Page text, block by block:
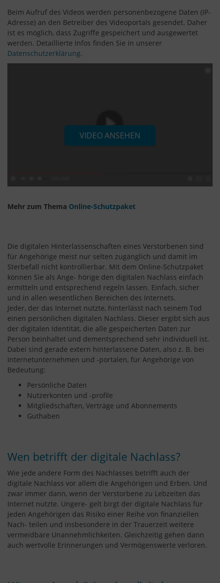
Beim Aufruf des Videos werden personenbezogene Daten (IP-
Adresse) an den Betreiber des Videoportals gesendet. Daher
ist es möglich, dass Zugriffe gespeichert und ausgewertet
werden. Detaillierte Infos finden Sie in unserer
Datenschutzerklärung.
VIDEO ANSEHEN
Mehr zum Thema Online-Schutzpaket
Die digitalen Hinterlassenschaften eines Verstorbenen sind
für Angehörige meist nur selten zugänglich und damit im
Sterbefall nicht kontrollierbar. Mit dem Online-Schutzpaket
können Sie als Ange- hörige den digitalen Nachlass einfach
ermitteln und entsprechend regeln lassen. Einfach, sicher
und in allen wesentlichen Bereichen des Internets.
Jeder, der das Internet nutzte, hinterlässt nach seinem Tod
einen persönlichen digitalen Nachlass. Dieser ergibt sich aus
der digitalen Identität, die alle gespeicherten Daten zur
Person beinhaltet und dementsprechend sehr individuell ist.
Dabei sind gerade extern hinterlassene Daten, also z. B. bei
Internetunternehmen und -portalen, für Angehörige von
Bedeutung:
Persönliche Daten
Nutzerkonten und -profile
Mitgliedschaften, Verträge und Abonnements
Guthaben
Wen betrifft der digitale Nachlass?
Wie jede andere Form des Nachlasses betrifft auch der
digitale Nachlass vor allem die Angehörigen und Erben. Und
zwar immer dann, wenn der Verstorbene zu Lebzeiten das
Internet nutzte. Ungere- gelt birgt der digitale Nachlass für
jeden Angehörigen das Risiko einer Reihe von finanziellen
Nach- teilen und insbesondere in der Trauerzeit weitere
vermeidbare Unannehmlichkeiten. Gleichzeitig gehen dann
auch wertvolle Erinnerungen und Vermögenswerte verloren.